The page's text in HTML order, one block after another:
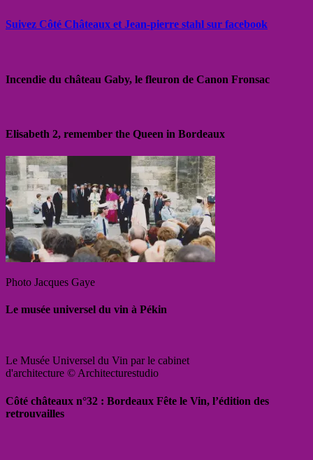
Suivez Côté Châteaux et Jean-pierre stahl sur facebook
Incendie du château Gaby, le fleuron de Canon Fronsac
Elisabeth 2, remember the Queen in Bordeaux
Photo Jacques Gaye
Le musée universel du vin à Pékin
Le Musée Universel du Vin par le cabinet
d'architecture © Architecturestudio
Côté châteaux n°32 : Bordeaux Fête le Vin, l’édition des
retrouvailles